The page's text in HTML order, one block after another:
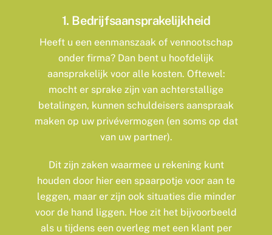
1. Bedrijfsaansprakelijkheid
Heeft u een eenmanszaak of vennootschap
onder firma? Dan bent u hoofdelijk
aansprakelijk voor alle kosten. Oftewel:
mocht er sprake zijn van achterstallige
betalingen, kunnen schuldeisers aanspraak
maken op uw privévermogen (en soms op dat
van uw partner).
Dit zijn zaken waarmee u rekening kunt
houden door hier een spaarpotje voor aan te
leggen, maar er zijn ook situaties die minder
voor de hand liggen. Hoe zit het bijvoorbeeld
als u tijdens een overleg met een klant per